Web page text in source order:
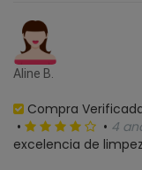
Aline B.
Compra
•
• 4
excelencia de